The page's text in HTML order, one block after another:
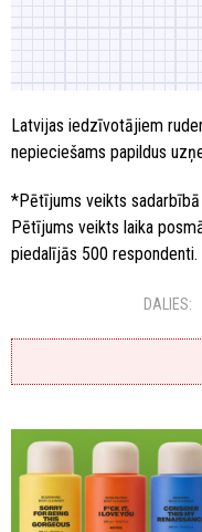
Latvijas iedzīvotājiem
nepieciešams papildus
*Pētījums veikts sadarbībā
Pētījums veikts laika
piedalījās 500 respondenti.
DALIES: